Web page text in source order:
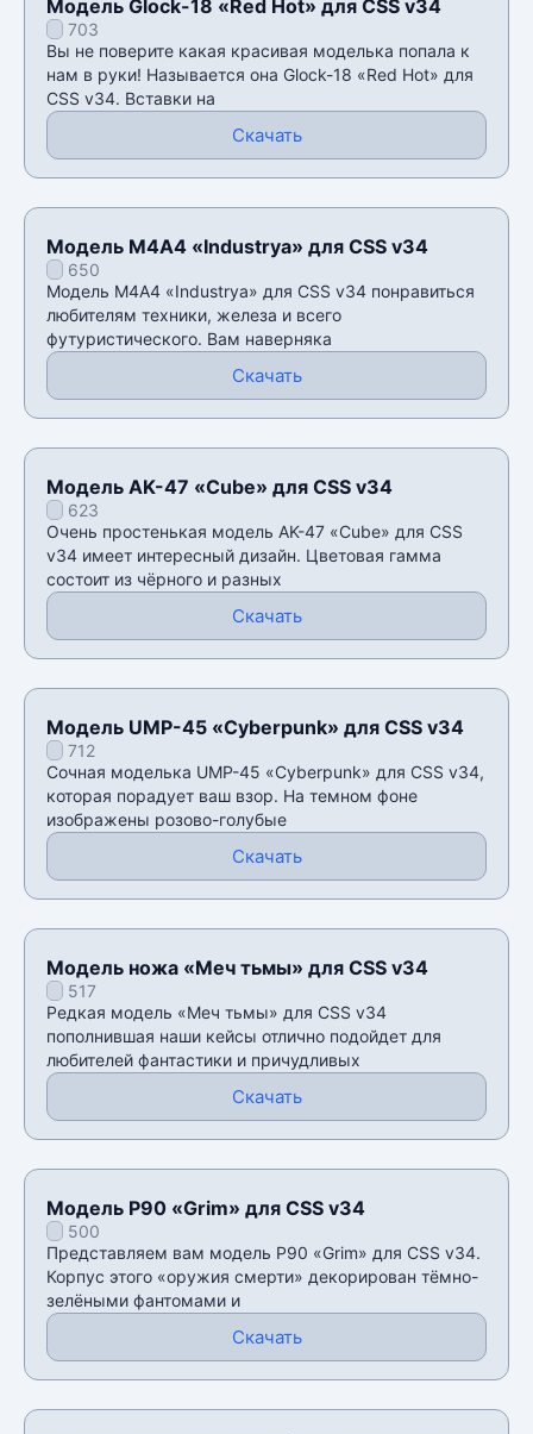
Модель Glock-18 «Red Hot» для CSS v34
703
Вы не поверите какая красивая моделька попала к
нам в руки! Называется она Glock-18 «Red Hot» для
CSS v34. Вставки на
Скачать
Модель М4А4 «Industrya» для CSS v34
650
Модель М4А4 «Industrya» для CSS v34 понравиться
любителям техники, железа и всего
футуристического. Вам наверняка
Скачать
Модель AK-47 «Cube» для CSS v34
623
Очень простенькая модель AK-47 «Cube» для CSS
v34 имеет интересный дизайн. Цветовая гамма
состоит из чëрного и разных
Скачать
Модель UMP-45 «Cyberpunk» для CSS v34
712
Сочная моделька UMP-45 «Cyberpunk» для CSS v34,
которая порадует ваш взор. На темном фоне
изображены розово-голубые
Скачать
Модель ножа «Меч тьмы» для CSS v34
517
Редкая модель «Меч тьмы» для CSS v34
пополнившая наши кейсы отлично подойдет для
любителей фантастики и причудливых
Скачать
Модель P90 «Grim» для CSS v34
500
Представляем вам модель P90 «Grim» для CSS v34.
Корпус этого «оружия смерти» декорирован тёмно-
зелёными фантомами и
Скачать